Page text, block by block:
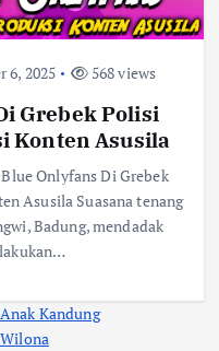
6, 2025 568 views
Grebek Polisi
Konten Asusila
Onlyfans Di Grebek
Asusila Suasana tenang
Badung, mendadak
Kandung